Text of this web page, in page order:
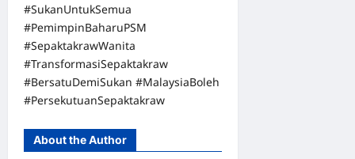
#SukanUntukSemua
#PemimpinBaharuPSM
#SepaktakrawWanita
#TransformasiSepaktakraw
#BersatuDemiSukan #MalaysiaBoleh
#PersekutuanSepaktakraw
About the Author